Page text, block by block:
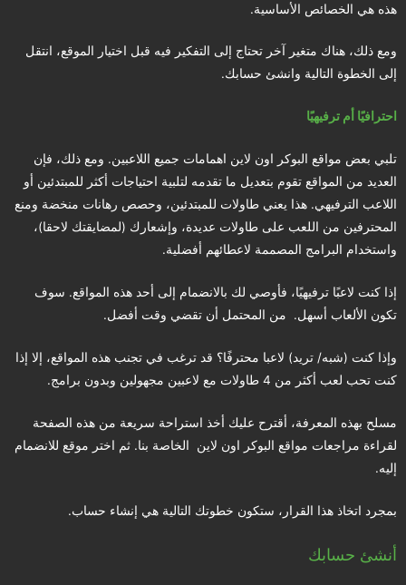
هذه هي الخصائص الأساسية.
ومع ذلك، هناك متغير آخر تحتاج إلى التفكير فيه قبل اختيار الموقع، انتقل
إلى الخطوة التالية وانشئ حسابك.
احترافيًا أم ترفيهيًا
تلبي بعض مواقع البوكر اون لاين اهمامات جميع اللاعبين. ومع ذلك، فإن
العديد من المواقع تقوم بتعديل ما تقدمه لتلبية احتياجات أكثر للمبتدئين أو
اللاعب الترفيهي. هذا يعني طاولات للمبتدئين، وحصص رهانات منخضة ومنع
المحترفين من اللعب على طاولات عديدة، وإشعارك (لمضايقتك لاحقا)،
واستخدام البرامج المصممة لاعطائهم أفضلية.
إذا كنت لاعبًا ترفيهيًا، فأوصي لك بالانضمام إلى أحد هذه المواقع. سوف
تكون الألعاب أسهل. من المحتمل أن تقضي وقت أفضل.
وإذا كنت (شبه/ تريد) لاعبا محترفًا؟ قد ترغب في تجنب هذه المواقع، إلا إذا
كنت تحب لعب أكثر من 4 طاولات مع لاعبين مجهولين وبدون برامج.
مسلح بهذه المعرفة، أقترح عليك أخذ استراحة سريعة من هذه الصفحة
لقراءة مراجعات مواقع البوكر اون لاين الخاصة بنا. ثم اختر موقع للانضمام
إليه.
بمجرد اتخاذ هذا القرار، ستكون خطوتك التالية هي إنشاء حساب.
أنشئ حسابك